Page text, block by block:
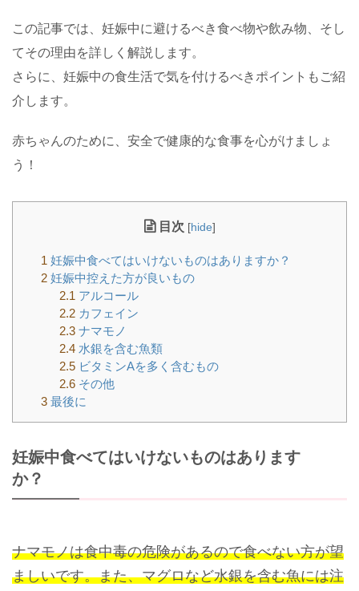
この記事では、妊娠中に避けるべき食べ物や飲み物、そし
てその理由を詳しく解説します。
さらに、妊娠中の食生活で気を付けるべきポイントもご紹
介します。
赤ちゃんのために、安全で健康的な食事を心がけましょ
う！
目次 [hide]
1 妊娠中食べてはいけないものはありますか？
2 妊娠中控えた方が良いもの
2.1 アルコール
2.2カフェイン
2.3ナマモノ
2.4水銀を含む魚類
2.5ビタミンAを多く含むもの
2.6その他
3 最後に
妊娠中食べてはいけないものはあります
か？
ナマモノは食中毒の危険があるので食べない方が望
ましいです。また、マグロなど水銀を含む魚には注